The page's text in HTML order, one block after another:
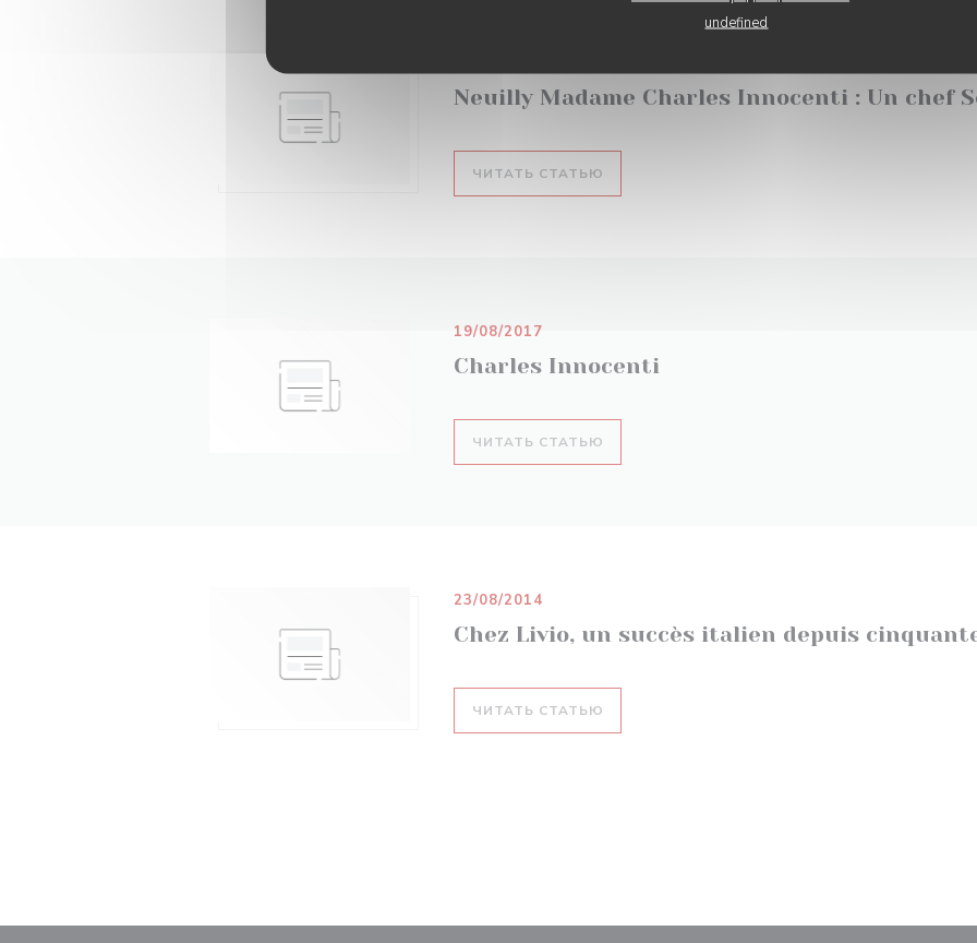
undefined
Neuilly Madame Charles Innocenti : Un chef
ЧИТАТЬ СТАТЬЮ
Charles Innocenti
19/08/2017
ЧИТАТЬ СТАТЬЮ
Chez Livio, un succès italien depuis
23/08/2014
ЧИТАТЬ СТАТЬЮ